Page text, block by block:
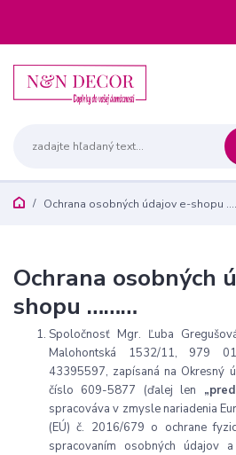
Ochrana osobných údajov e-shopu
Ochrana osobných
shopu ………
Spoločnosť Mgr. Ľuba
Malohontská 1532/11, 979
43395597, zapísaná na Okresný
číslo 609-5877 (ďalej len
spracováva v zmysle nariadenia
(EÚ) č. 2016/679 o ochrane
spracovaním osobných údajov